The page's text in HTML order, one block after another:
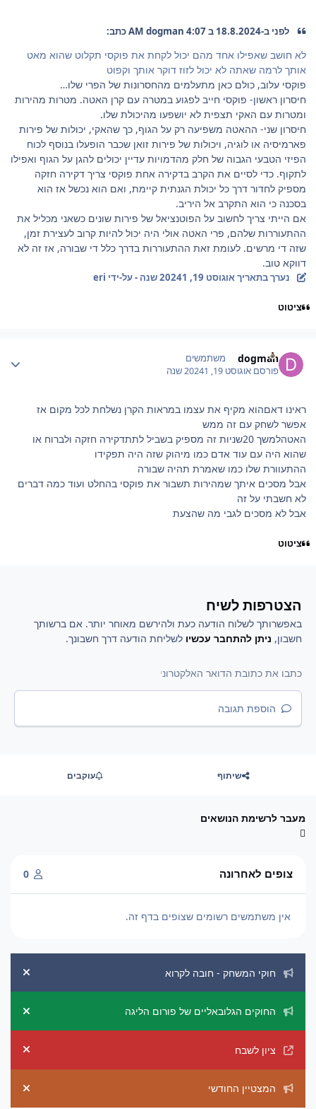
לפני ב-18.8.2024 ב 4:07 AM dogman כתב:
לא חושב שאפילו אחד מהם יכול לקחת את פוקסי תקלוט שהוא מאט
אותך לרמה שאתה לא יכול לזוז דוקר אותך וקפוט
פוקסי עלוב, כולם כאן מתעלמים מהחסרונות של הפרי שלו…
חיסרון ראשון- פוקסי חייב לפגוע במטרה עם קרן האטה. מטרות מהירות
ומטרות עם האקי תצפית לא יושפעו מהיכולת שלו.
חיסרון שני- ההאטה משפיעה רק על הגוף, כך שהאקי, יכולות של פירות
פארמיסיה או לוגיה, ויכולות של פירות זואן שכבר הופעלו בנוסף לכוח
הפיזי הטבעי הגבוה של חלק מהדמויות עדיין יכולים להגן על הגוף ואפילו
לתקוף. כדי לסיים את הקרב בדקירה אחת פוקסי צריך דקירה חזקה
מספיק לחדור דרך כל יכולת הגנתית קיימת, ואם הוא נכשל אז הוא
בסכנה כי הוא התקרב אל היריב.
אם הייתי צריך לחשוב על הפוטנציאל של פירות שונים כשאני מכליל את
ההתעוררות שלהם, פרי האטה אולי היה יכול להיות קרוב לעצירת זמן,
שזה די מרשים. לעומת זאת ההתעוררות בדרך כלל די שבורה, אז זה לא
דווקא טוב.
נערך בתאריךאוגוסט 19, 2024 1 שנה - על-ידי eri
ציטוט
dogman משתמשים
פורסםאוגוסט 19, 2024 1 שנה
ראינו דאםהוא מקיף את עצמו במראות הקרן נשלחת לכל מקום אז
אפשר לשחק עם זה ממש
האטהלמשך 20שניות זה מספיק בשביל לתתדקירה חזקה ולברוח או
שהוא היה עם עוד אדם כמו מיהוק שזה היה תפקידו
ההתעוורת שלו כמו שאמרת תהיה שבורה
אבל מסכים איתך שמהירות תשבור את פוקסי בהחלט ועוד כמה דברים
לא חשבתי על זה
אבל לא מסכים לגבי מה שהצעת
ציטוט
הצטרפות לשיח
באפשרותך לשלוח הודעה כעת ולהירשם מאוחר יותר. אם ברשותך
חשבון, ניתן להתחבר עכשיו לשליחת הודעה דרך חשבונך.
הוספת תגובה
שיתוף עוקבים
מעבר לרשימת הנושאים
צופים לאחרונה 0
אין משתמשים רשומים שצופים בדף זה.
חוקי המשחק - חובה לקרוא
החוקים הגלובאליים של פורום הליגה
ציון לשבח
המצטיין החודשי